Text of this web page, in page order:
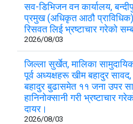
सव-डिभिजन वन कार्यालय,
प्रमुख (अधिकृत आठौ
रिसवत लिई भ्रष्टाचार गरेको
2026/08/03
जिल्ला सुर्खेत, मालिका
पूर्व अध्यक्षहरू खीम बहादुर
बहादुर बुढासमेत ११ जना उपर
हानिनोक्सानी गरी भ्रष्टाचार
दायर।
2026/08/03